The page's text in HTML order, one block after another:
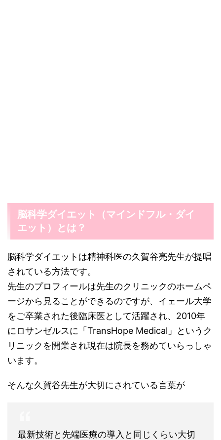
脳科学ダイエット（マインドフル・ダイ
エット）とは？
脳科学ダイエットは精神科医の久賀谷亮先生が提唱
されている方法です。
先生のプロフィールは先生のクリニックのホームペ
ージから見ることができるのですが、イェール大学
をご卒業された後臨床医として活躍され、2010年
にロサンゼルスに「TransHope Medical」というク
リニックを開業され現在は院長を務めていらっしゃ
います。
そんな久賀谷先生が大切にされている言葉が
最新技術と先端医療の導入と同じくらい大切